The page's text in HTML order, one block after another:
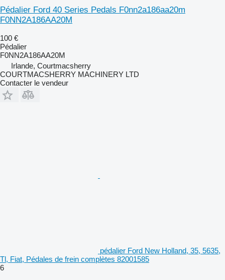
Pédalier Ford 40 Series Pedals F0nn2a186aa20m
F0NN2A186AA20M
100 €
Pédalier
F0NN2A186AA20M
Irlande, Courtmacsherry
COURTMACSHERRY MACHINERY LTD
Contacter le vendeur
pédalier Ford New Holland, 35, 5635,
Tl, Fiat, Pédales de frein complètes 82001585
6